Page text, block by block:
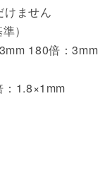
ません
）
180倍：3mm
1.8×1mm